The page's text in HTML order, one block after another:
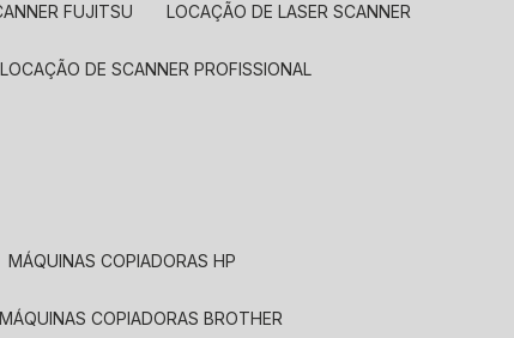
FUJITSU LOCAÇÃO DE LASER SCANNER
LOCAÇÃO DE SCANNER PROFISSIONAL
MÁQUINAS COPIADORAS HP
MÁQUINAS COPIADORAS BROTHER